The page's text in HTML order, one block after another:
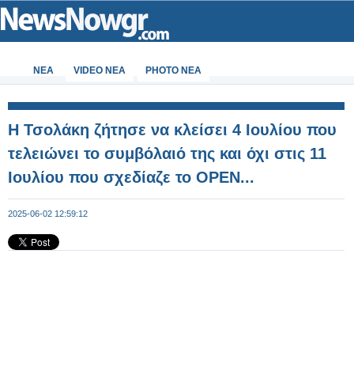
ΝΕΑ VIDEO NEA PHOTO NEA
Η Τσολάκη ζήτησε να κλείσει 4 Ιουλίου που
τελειώνει το συμβόλαιό της και όχι στις 11
Ιουλίου που σχεδίαζε το OPEN...
2025-06-02 12:59:12